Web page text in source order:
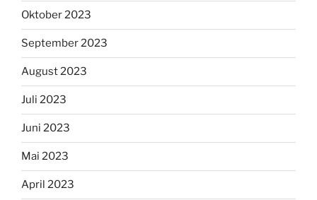
Oktober 2023
September 2023
August 2023
Juli 2023
Juni 2023
Mai 2023
April 2023